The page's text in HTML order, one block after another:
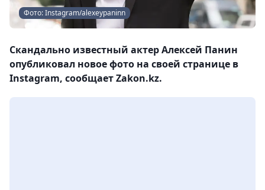
Фото: Instagram/alexeypaninn
Скандально известный актер Алексей Панин
опубликовал новое фото на своей странице в
Instagram, сообщает Zakon.kz.